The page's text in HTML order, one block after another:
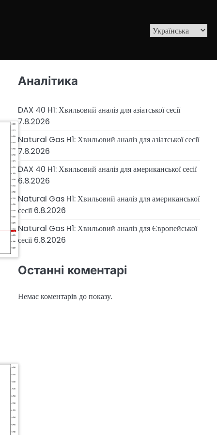
Аналітика
DAX 40 H1: Хвильовий аналіз для азіатської сесії
7.8.2026
Natural Gas H1: Хвильовий аналіз для азіатської сесії
7.8.2026
DAX 40 H1: Хвильовий аналіз для американської сесії
6.8.2026
Natural Gas H1: Хвильовий аналіз для американської
сесії 6.8.2026
Natural Gas H1: Хвильовий аналіз для Європейської
сесії 6.8.2026
Останні коментарі
Немає коментарів до показу.